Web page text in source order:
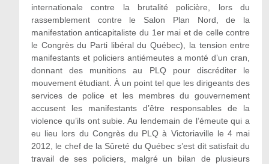
internationale contre la brutalité policière, lors du
rassemblement contre le Salon Plan Nord, de la
manifestation anticapitaliste du 1er mai et de celle contre
le Congrès du Parti libéral du Québec), la tension entre
manifestants et policiers antiémeutes a monté d’un cran,
donnant des munitions au PLQ pour discréditer le
mouvement étudiant. À un point tel que les dirigeants des
services de police et les membres du gouvernement
accusent les manifestants d’être responsables de la
violence qu’ils ont subie. Au lendemain de l’émeute qui a
eu lieu lors du Congrès du PLQ à Victoriaville le 4 mai
2012, le chef de la Sûreté du Québec s’est dit satisfait du
travail de ses policiers, malgré un bilan de plusieurs